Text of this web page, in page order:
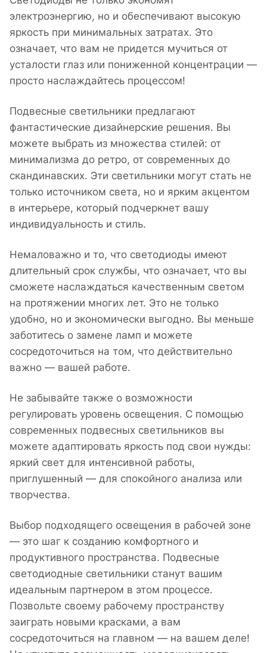
электроэнергию, но и обеспечивают высокую
яркость при минимальных затратах. Это
означает, что вам не придется мучиться от
усталости глаз или пониженной концентрации —
просто наслаждайтесь процессом!
Подвесные светильники предлагают
фантастические дизайнерские решения. Вы
можете выбрать из множества стилей: от
минимализма до ретро, от современных до
скандинавских. Эти светильники могут стать не
только источником света, но и ярким акцентом
в интерьере, который подчеркнет вашу
индивидуальность и стиль.
Немаловажно и то, что светодиоды имеют
длительный срок службы, что означает, что вы
сможете наслаждаться качественным светом
на протяжении многих лет. Это не только
удобно, но и экономически выгодно. Вы меньше
заботитесь о замене ламп и можете
сосредоточиться на том, что действительно
важно — вашей работе.
Не забывайте также о возможности
регулировать уровень освещения. С помощью
современных подвесных светильников вы
можете адаптировать яркость под свои нужды:
яркий свет для интенсивной работы,
приглушенный — для спокойного анализа или
творчества.
Выбор подходящего освещения в рабочей зоне
— это шаг к созданию комфортного и
продуктивного пространства. Подвесные
светодиодные светильники станут вашим
идеальным партнером в этом процессе.
Позвольте своему рабочему пространству
заиграть новыми красками, а вам
сосредоточиться на главном — на вашем деле!